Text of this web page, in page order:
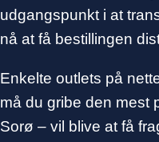
udgangspunkt i at
nå at få bestillingen
Enkelte outlets på
må du gribe den mest
Sorø – vil blive at få